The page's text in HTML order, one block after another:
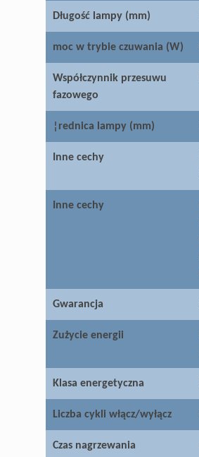
Długość lampy (mm)
moc w trybie czuwania (W)
Współczynnik przesuwu
fazowego
¦rednica lampy (mm)
Inne cechy
Inne cechy
Gwarancja
Zużycie energii
Klasa energetyczna
Liczba cykli włącz/wyłącz
Czas nagrzewania